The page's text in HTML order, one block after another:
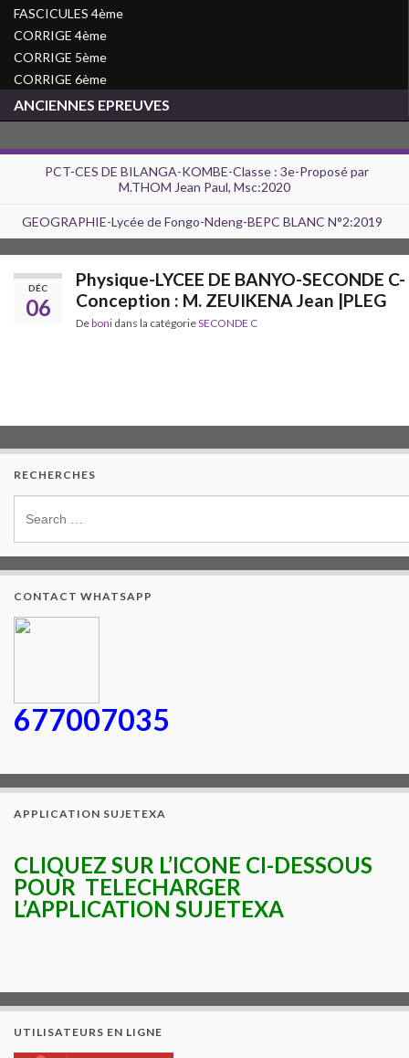
FASCICULES 4ème
CORRIGE 4ème
CORRIGE 5ème
CORRIGE 6ème
ANCIENNES EPREUVES
PCT-CES DE BILANGA-KOMBE-Classe : 3e-Proposé par
M.THOM Jean Paul, Msc:2020
GEOGRAPHIE-Lycée de Fongo-Ndeng-BEPC BLANC N°2:2019
DÉC
06
Physique-LYCEE DE BANYO-SECONDE C-
Conception : M. ZEUIKENA Jean |PLEG
Deboni dans la catégorieSECONDE C
RECHERCHES
CONTACT WHATSAPP
677007035
APPLICATION SUJETEXA
CLIQUEZ SUR L’ICONE CI-DESSOUS
POUR TELECHARGER
L’APPLICATION SUJETEXA
UTILISATEURS EN LIGNE